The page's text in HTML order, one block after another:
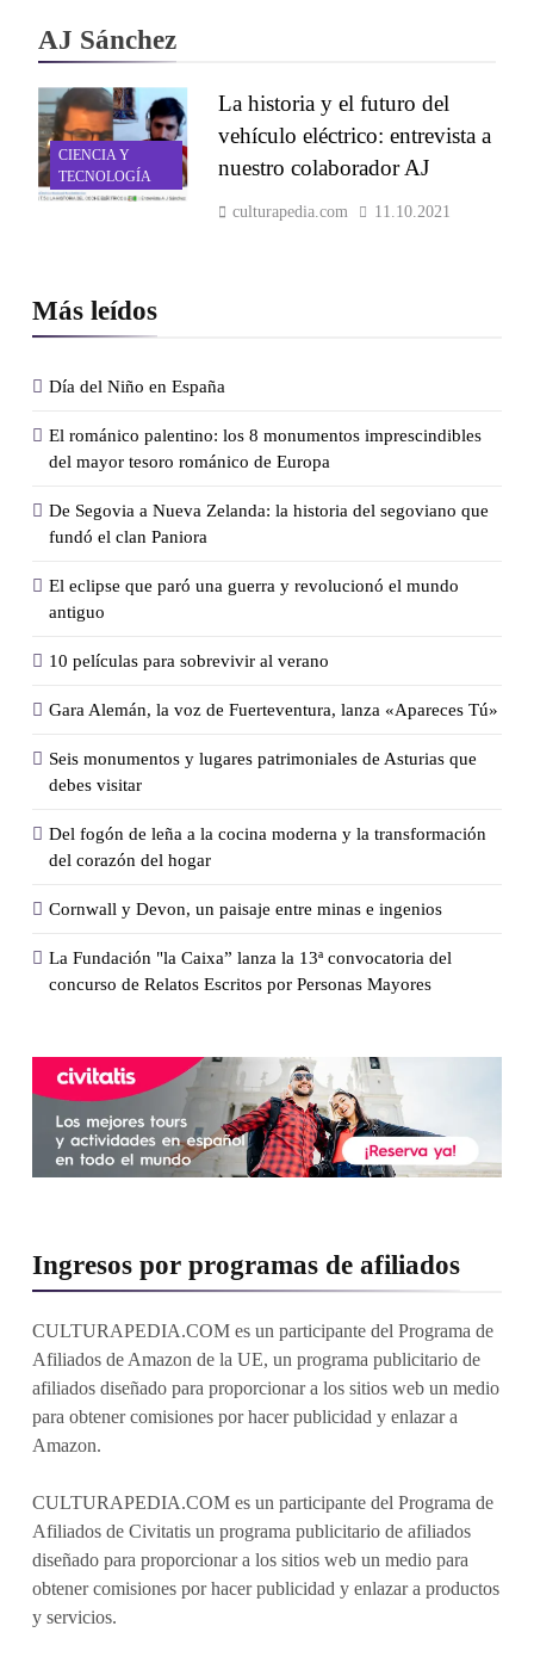
Más leídos
Día del Niño en España
El románico palentino: los 8 monumentos imprescindibles
del mayor tesoro románico de Europa
De Segovia a Nueva Zelanda: la historia del segoviano que
fundó el clan Paniora
El eclipse que paró una guerra y revolucionó el mundo
antiguo
10 películas para sobrevivir al verano
Gara Alemán, la voz de Fuerteventura, lanza «Apareces Tú»
Seis monumentos y lugares patrimoniales de Asturias que
debes visitar
Del fogón de leña a la cocina moderna y la transformación
del corazón del hogar
Cornwall y Devon, un paisaje entre minas e ingenios
La Fundación "la Caixa” lanza la 13ª convocatoria del
concurso de Relatos Escritos por Personas Mayores
AJ Sánchez
CIENCIA Y
TECNOLOGÍA
La historia y el futuro del
vehículo eléctrico: entrevista a
nuestro colaborador AJ
culturapedia.com 11.10.2021
Ingresos por programas de afiliados
CULTURAPEDIA.COM es un participante del Programa de
Afiliados de Amazon de la UE, un programa publicitario de
afiliados diseñado para proporcionar a los sitios web un medio
para obtener comisiones por hacer publicidad y enlazar a
Amazon.
CULTURAPEDIA.COM es un participante del Programa de
Afiliados de Civitatis un programa publicitario de afiliados
diseñado para proporcionar a los sitios web un medio para
obtener comisiones por hacer publicidad y enlazar a productos
y servicios.